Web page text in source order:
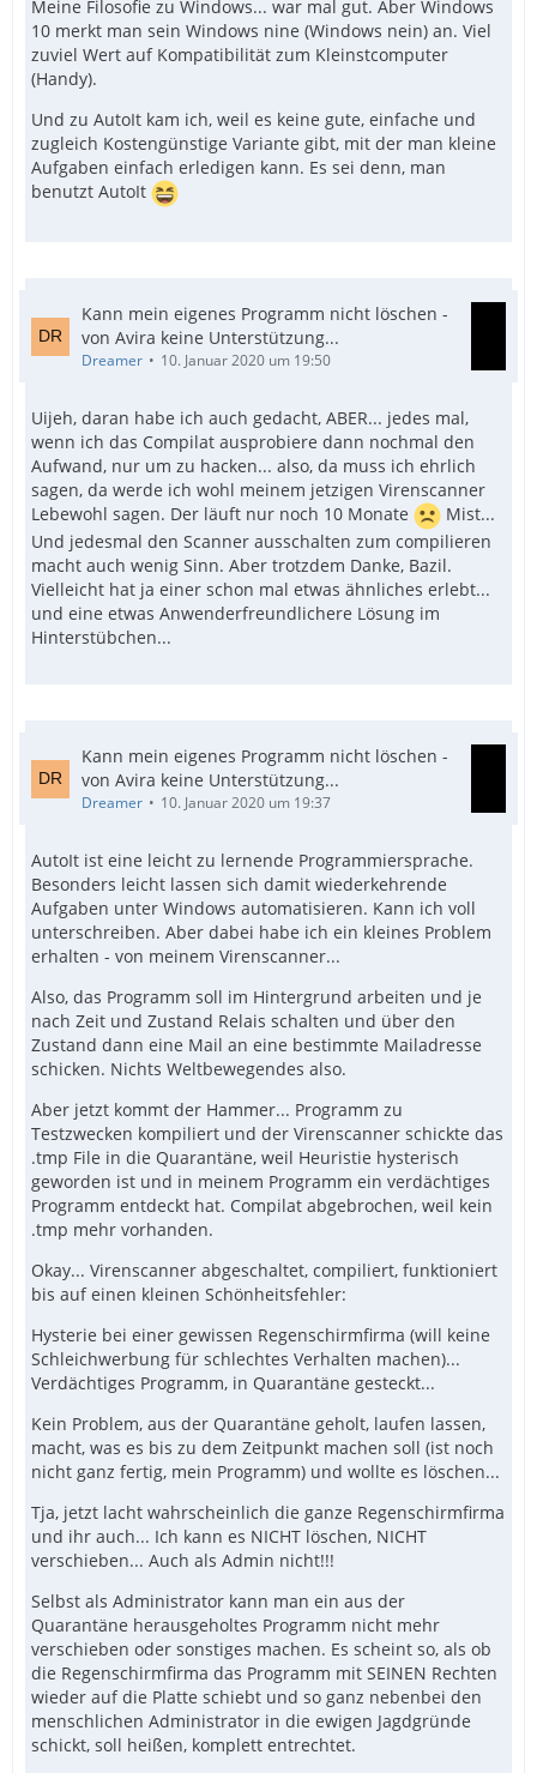
Meine Filosofie zu Windows... war mal gut. Aber Windows
10 merkt man sein Windows nine (Windows nein) an. Viel
zuviel Wert auf Kompatibilität zum Kleinstcomputer
(Handy).
Und zu AutoIt kam ich, weil es keine gute, einfache und
zugleich Kostengünstige Variante gibt, mit der man kleine
Aufgaben einfach erledigen kann. Es sei denn, man
benutzt AutoIt
Kann mein eigenes Programm nicht löschen -
von Avira keine Unterstützung...
Dreamer 10. Januar 2020 um 19:50
Uijeh, daran habe ich auch gedacht, ABER... jedes mal,
wenn ich das Compilat ausprobiere dann nochmal den
Aufwand, nur um zu hacken... also, da muss ich ehrlich
sagen, da werde ich wohl meinem jetzigen Virenscanner
Lebewohl sagen. Der läuft nur noch 10 Monate
Mist...
Und jedesmal den Scanner ausschalten zum compilieren
macht auch wenig Sinn. Aber trotzdem Danke, Bazil.
Vielleicht hat ja einer schon mal etwas ähnliches erlebt...
und eine etwas Anwenderfreundlichere Lösung im
Hinterstübchen...
Kann mein eigenes Programm nicht löschen -
von Avira keine Unterstützung...
Dreamer 10. Januar 2020 um 19:37
AutoIt ist eine leicht zu lernende Programmiersprache.
Besonders leicht lassen sich damit wiederkehrende
Aufgaben unter Windows automatisieren. Kann ich voll
unterschreiben. Aber dabei habe ich ein kleines Problem
erhalten - von meinem Virenscanner...
Also, das Programm soll im Hintergrund arbeiten und je
nach Zeit und Zustand Relais schalten und über den
Zustand dann eine Mail an eine bestimmte Mailadresse
schicken. Nichts Weltbewegendes also.
Aber jetzt kommt der Hammer... Programm zu
Testzwecken kompiliert und der Virenscanner schickte das
.tmp File in die Quarantäne, weil Heuristie hysterisch
geworden ist und in meinem Programm ein verdächtiges
Programm entdeckt hat. Compilat abgebrochen, weil kein
.tmp mehr vorhanden.
Okay... Virenscanner abgeschaltet, compiliert, funktioniert
bis auf einen kleinen Schönheitsfehler:
Hysterie bei einer gewissen Regenschirmfirma (will keine
Schleichwerbung für schlechtes Verhalten machen)...
Verdächtiges Programm, in Quarantäne gesteckt...
Kein Problem, aus der Quarantäne geholt, laufen lassen,
macht, was es bis zu dem Zeitpunkt machen soll (ist noch
nicht ganz fertig, mein Programm) und wollte es löschen...
Tja, jetzt lacht wahrscheinlich die ganze Regenschirmfirma
und ihr auch... Ich kann es NICHT löschen, NICHT
verschieben... Auch als Admin nicht!!!
Selbst als Administrator kann man ein aus der
Quarantäne herausgeholtes Programm nicht mehr
verschieben oder sonstiges machen. Es scheint so, als ob
die Regenschirmfirma das Programm mit SEINEN Rechten
wieder auf die Platte schiebt und so ganz nebenbei den
menschlichen Administrator in die ewigen Jagdgründe
schickt, soll heißen, komplett entrechtet.